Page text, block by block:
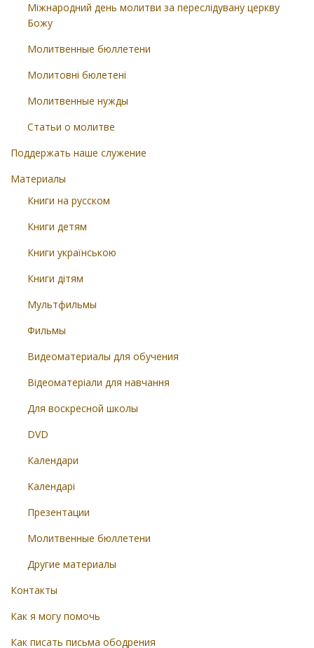
Міжнародний день молитви за переслідувану церкву
Божу
Молитвенные бюллетени
Молитовні бюлетені
Молитвенные нужды
Статьи о молитве
Поддержать наше служение
Материалы
Книги на русском
Книги детям
Книги українською
Книги дітям
Мультфильмы
Фильмы
Видеоматериалы для обучения
Відеоматеріали для навчання
Для воскресной школы
DVD
Календари
Календарі
Презентации
Молитвенные бюллетени
Другие материалы
Контакты
Как я могу помочь
Как писать письма ободрения